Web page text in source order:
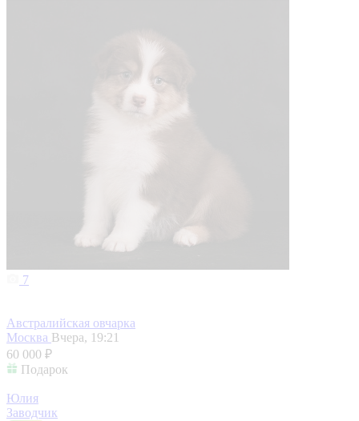
7
Австралийская овчарка
Москва Вчера, 19:21
60 000 ₽
Подарок
Юлия
Заводчик